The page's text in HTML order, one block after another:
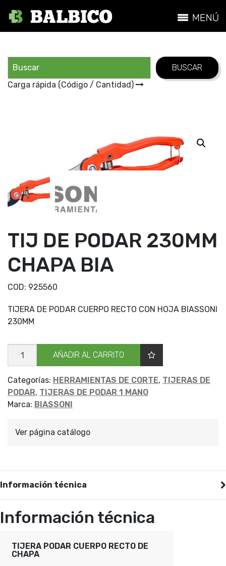
Carga rápida (Código / Cantidad)
TIJ DE PODAR 230MM
CHAPA BIA
COD: 925560
TIJERA DE PODAR CUERPO RECTO CON HOJA BIASSONI
230MM
TIJ
PODAR
CHAPA
BIA
cantidad
AÑADIR AL CARRITO
Categorías: HERRAMIENTAS DE CORTE, TIJERAS DE
PODAR, TIJERAS DE PODAR 1 MANO
Marca: BIASSONI
Ver página catálogo
Información técnica
Información técnica
TIJERA PODAR CUERPO RECTO DE
CHAPA